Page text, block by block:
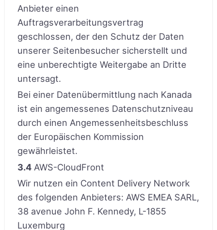
Anbieter einen
Auftragsverarbeitungsvertrag
geschlossen, der den Schutz der Daten
unserer Seitenbesucher sicherstellt und
eine unberechtigte Weitergabe an Dritte
untersagt.
Bei einer Datenübermittlung nach Kanada
ist ein angemessenes Datenschutzniveau
durch einen Angemessenheitsbeschluss
der Europäischen Kommission
gewährleistet.
3.4AWS-CloudFront
Wir nutzen ein Content Delivery Network
des folgenden Anbieters: AWS EMEA SARL,
38 avenue John F. Kennedy, L-1855
Luxemburg